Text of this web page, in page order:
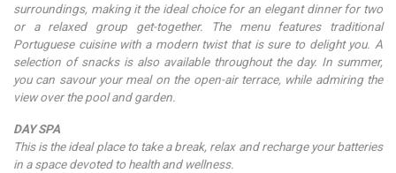
surroundings, making it the ideal choice for an elegant dinner for two
or a relaxed group get-together. The menu features traditional
Portuguese cuisine with a modern twist that is sure to delight you. A
selection of snacks is also available throughout the day. In summer,
you can savour your meal on the open-air terrace, while admiring the
view over the pool and garden.
DAY SPA
This is the ideal place to take a break, relax and recharge your batteries
in a space devoted to health and wellness.